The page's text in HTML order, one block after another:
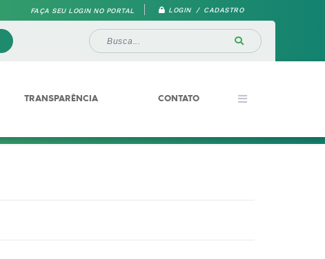
FAÇA SEU LOGIN NO PORTAL LOGIN / CADASTRO
TRANSPARÊNCIA CONTATO